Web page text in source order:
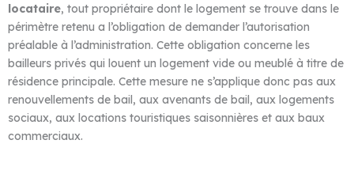
locataire, tout propriétaire dont le logement se trouve dans le
périmètre retenu a l’obligation de demander l’autorisation
préalable à l’administration. Cette obligation concerne les
bailleurs privés qui louent un logement vide ou meublé à titre de
résidence principale. Cette mesure ne s’applique donc pas aux
renouvellements de bail, aux avenants de bail, aux logements
sociaux, aux locations touristiques saisonnières et aux baux
commerciaux.